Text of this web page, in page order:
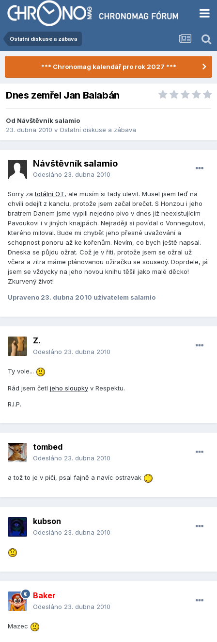
Ostatní diskuse a zábava
*** Chronomag kalendář pro rok 2027 ***
Dnes zemřel Jan Balabán
Od Návštěvník salamio
23. dubna 2010 v Ostatní diskuse a zábava
Návštěvník salamio
Odesláno 23. dubna 2010
Sorry zatotální OT, ale musím si tady ulevit. Musel jsem teď na
chvíli odejít z kanclu, protože jsem začal brečet. S Honzou i jeho
bratrem Danem jsme vypili nejedno pivo v dnes již neexistujícím
Pavoukovi i v jiných knajpách. Nejraději si povídal o Vonnegutovi,
kterého miloval. Bude mi chybět jeho přesné uvažování a
schopnost ponoru až ke kořenům. Nevím, co bych ještě napsal.
Dneska se půjdu ožrat. Což je v řiti, protože jsem se ožral už
včera a zítra máme plánovanou ožíračku se sousedy. Doprdele, já
jsem se vždycky na jeho novou knihu těšil jako malé děcko!
Zkurvený život!
Upraveno 23. dubna 2010 uživatelem salamio
Z.
Odesláno 23. dubna 2010
Ty vole...
Rád jsem četl jeho sloupky v Respektu.
R.I.P.
tombed
Odesláno 23. dubna 2010
a tož to je v piči, psal fajně a navíc ostravak
kubson
Odesláno 23. dubna 2010
Baker
Odesláno 23. dubna 2010
Mazec